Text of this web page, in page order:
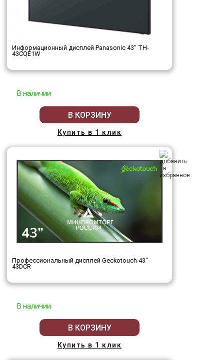
Информационный дисплей Panasonic 43" TH-
43CQE1W
В наличии
В КОРЗИНУ
Купить в 1 клик
Профессиональный дисплей Geckotouch 43"
43DCR
В наличии
В КОРЗИНУ
Купить в 1 клик